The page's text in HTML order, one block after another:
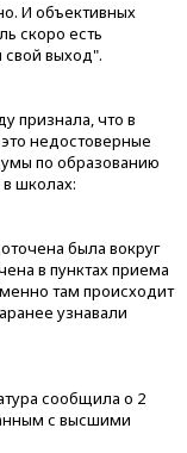
И объективных
скоро есть
свой выход".
признала, что в
недостоверные
по образованию
школах:
была вокруг
в пунктах приема
там происходит
узнавали
сообщила о 2
с высшими